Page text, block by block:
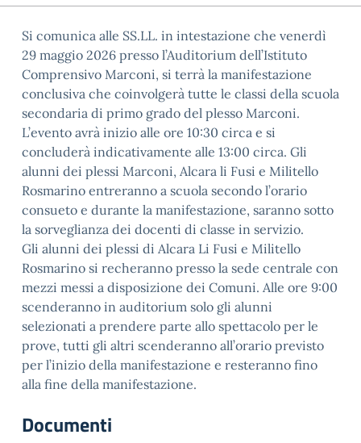
Si comunica alle SS.LL. in intestazione che venerdì
29 maggio 2026 presso l’Auditorium dell’Istituto
Comprensivo Marconi, si terrà la manifestazione
conclusiva che coinvolgerà tutte le classi della scuola
secondaria di primo grado del plesso Marconi.
L’evento avrà inizio alle ore 10:30 circa e si
concluderà indicativamente alle 13:00 circa. Gli
alunni dei plessi Marconi, Alcara li Fusi e Militello
Rosmarino entreranno a scuola secondo l’orario
consueto e durante la manifestazione, saranno sotto
la sorveglianza dei docenti di classe in servizio.
Gli alunni dei plessi di Alcara Li Fusi e Militello
Rosmarino si recheranno presso la sede centrale con
mezzi messi a disposizione dei Comuni. Alle ore 9:00
scenderanno in auditorium solo gli alunni
selezionati a prendere parte allo spettacolo per le
prove, tutti gli altri scenderanno all’orario previsto
per l’inizio della manifestazione e resteranno fino
alla fine della manifestazione.
Documenti